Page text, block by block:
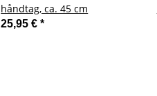
håndtag, ca. 45 cm
25,95 €*